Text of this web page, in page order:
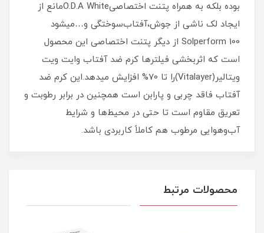
بوده بلکه به همراه پتنت اختصاصیO.D.A Whiteمانع از
ایجاد لک ناشی از جوش،آفتاب‌سوختگی و…میشود
Solperform 100 از دیگر پتنت اختصاصی این محصول
است که اثربخشی فیلترها كرم ضد آفتاب وايت ويت
ويتالير(Vitalayer)را تا 70% افزایش میدهد.این کرم ضد
آفتاب فاقد چربی و پارابن است همچنین در برابر رطوبت و
تعریق مقاوم است تا حتی در محیط‌ها و شرایط
آب‌وهوایی مرطوب هم کاملاً کاربردی باشد.
محصولات مرتبط